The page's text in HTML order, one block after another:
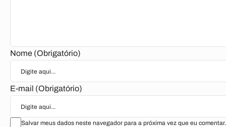
Nome (Obrigatório)
E-mail (Obrigatório)
Salvar meus dados neste navegador para a próxima vez que eu comentar.